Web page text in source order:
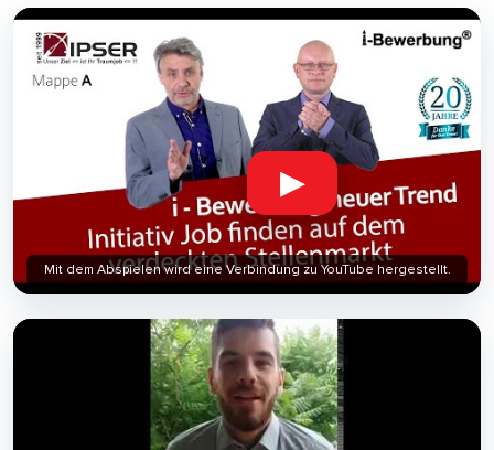
▶
Mit dem Abspielen wird eine Verbindung zu YouTube hergestellt.